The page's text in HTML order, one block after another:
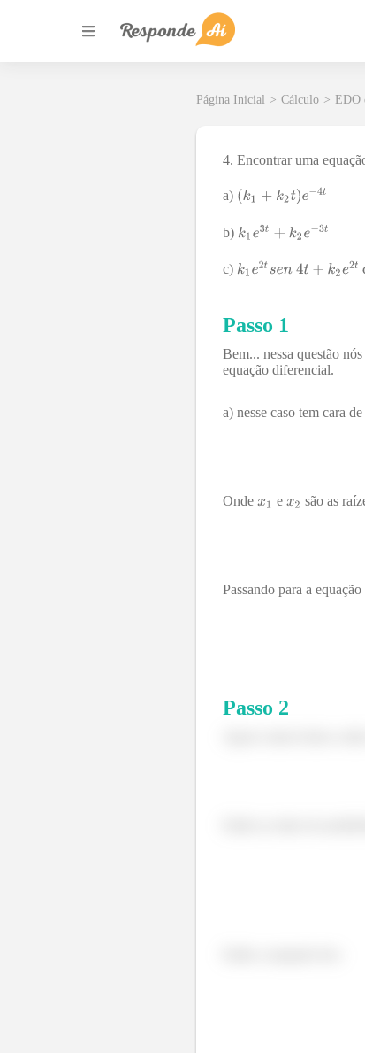
Página Inicial > Cálculo > EDO
4. Encontrar uma
a)
b)
c)
Passo 1
Bem... nessa questão
equação diferencial.
a) nesse caso tem cara
Onde e são as
Passando para a
Passo 2